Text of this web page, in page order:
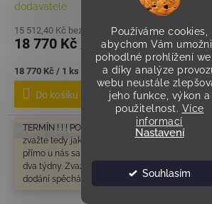
Používáme cookies,
abychom Vám
pohodlné prohlížení
a díky analýze
webu neustále
jeho funkce, výkon a
použitelnost. Více
informací
Nastavení
Souhlasím
TERMÍN ! ! ! POZOR V tomto období odesíláme
zvažte tedy jak na dodání spěcháte. Zboží
přímo u nás samozřejmě bude mít delší dobu
dva týdny. Zvažte tedy prosím ještě před
dodání spěcháte. Děkujeme za pochopení.
dodavatele
15 512,40 Kč bez DPH
18 770 Kč / ks
Měrná
cena:
18 770 Kč / 1 ks
Do košíku
17 289,26
20 920
Měrná
cena:
20 920 Kč /
Do
Český výrobek Český